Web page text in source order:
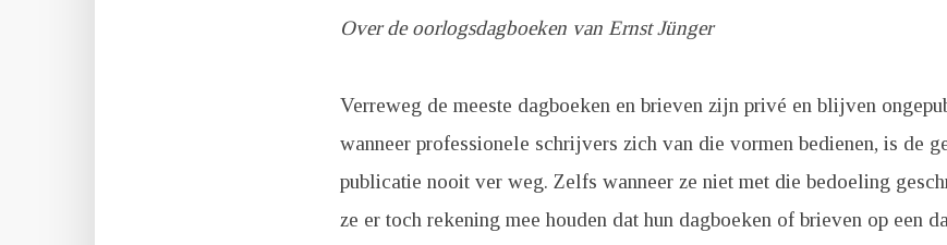
Over de oorlogsdagboeken van Ernst Jünger
Verreweg de meeste dagboeken en brieven zijn privé en blijven
wanneer professionele schrijvers zich van die vormen bedienen, is de
publicatie nooit ver weg. Zelfs wanneer ze niet met die bedoeling
ze er toch rekening mee houden dat hun dagboeken of brieven op een